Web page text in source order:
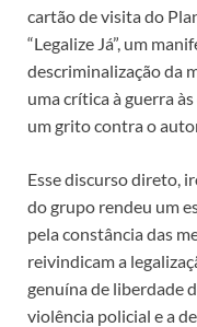
cartão de visita do
“Legalize Já”, um
descriminalização da
uma crítica à guerra
um grito contra o
Esse discurso direto,
do grupo rendeu um
pela constância das
reivindicam a
genuína de liberdade
violência policial e a